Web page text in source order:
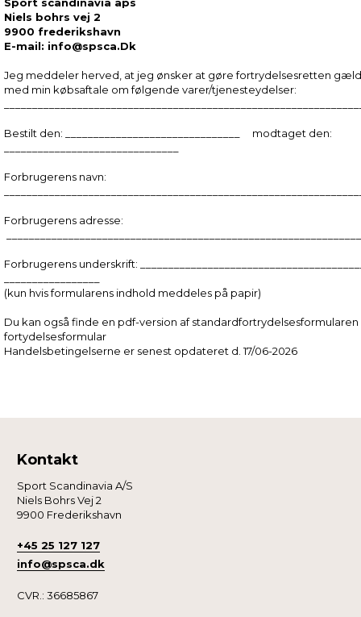
Sport scandinavia aps
Niels bohrs vej 2
9900 frederikshavn
E-mail: info@spsca.Dk
Jeg meddeler herved, at jeg ønsker at gøre fortrydelsesretten
med min købsaftale om følgende varer/tjenesteydelser:
Bestilt den: _______________________________ modtaget den:
Forbrugerens navn:
Forbrugerens adresse:
Forbrugerens underskrift:
(kun hvis formularens indhold meddeles på papir)
Du kan også finde en pdf-version af
fortydelsesformular
Handelsbetingelserne er senest opdateret d. 17/06-2026
Kontakt
Sport Scandinavia A/S
Niels Bohrs Vej 2
9900 Frederikshavn
+45 25 127 127
info@spsca.dk
CVR.: 36685867